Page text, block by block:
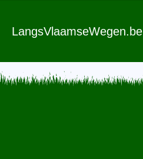
LangsVlaamseWegen.be